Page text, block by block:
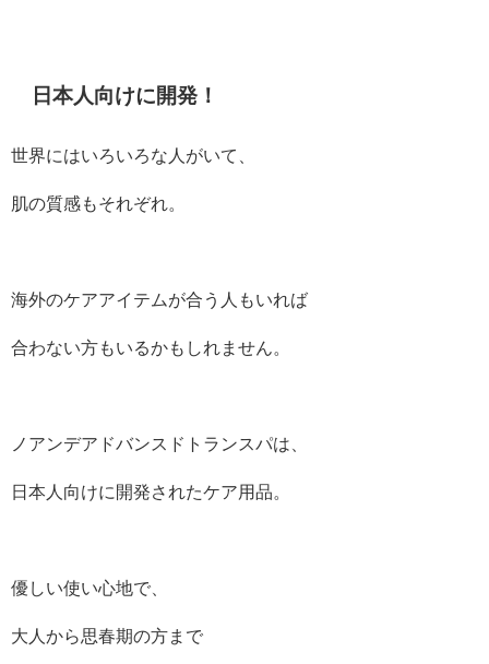
日本人向けに開発！
世界にはいろいろな人がいて、
肌の質感もそれぞれ。
海外のケアアイテムが合う人もいれば
合わない方もいるかもしれません。
ノアンデアドバンスドトランスパは、
日本人向けに開発されたケア用品。
優しい使い心地で、
大人から思春期の方まで